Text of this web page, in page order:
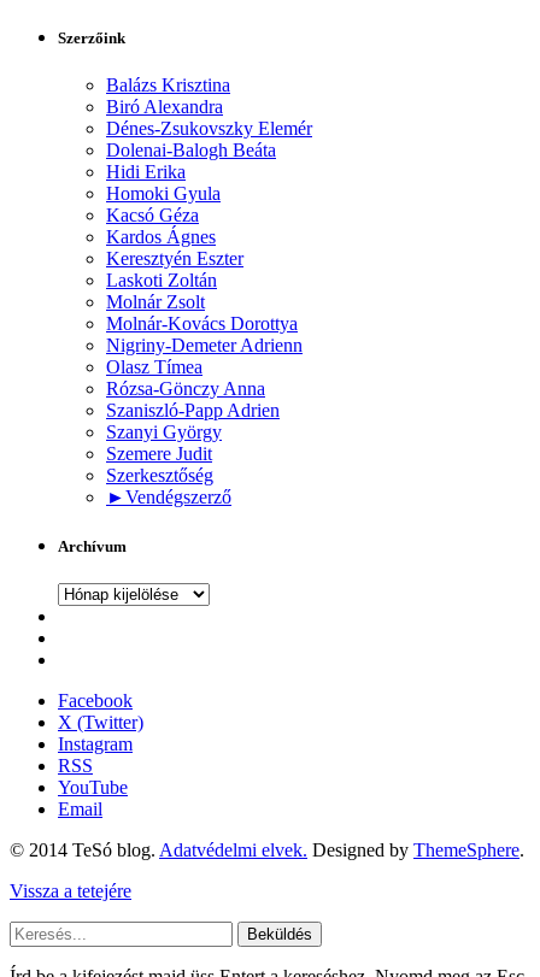
Szerzőink
Balázs Krisztina
Biró Alexandra
Dénes-Zsukovszky Elemér
Dolenai-Balogh Beáta
Hidi Erika
Homoki Gyula
Kacsó Géza
Kardos Ágnes
Keresztyén Eszter
Laskoti Zoltán
Molnár Zsolt
Molnár-Kovács Dorottya
Nigriny-Demeter Adrienn
Olasz Tímea
Rózsa-Gönczy Anna
Szaniszló-Papp Adrien
Szanyi György
Szemere Judit
Szerkesztőség
►Vendégszerző
Archívum
Archívum
Facebook
X (Twitter)
Instagram
RSS
YouTube
Email
© 2014 TeSó blog. Adatvédelmi elvek. Designed by ThemeSphere.
Vissza a tetejére
Beküldés